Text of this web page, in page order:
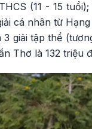
(11 - 15
cá nhân từ
3 giải tập thể
Thơ là 132 triệu